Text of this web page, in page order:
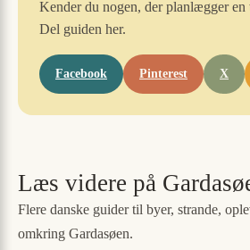
Kender du nogen, der planlægger en
Del guiden her.
Facebook Pinterest X
Læs videre på
Flere danske guider til byer, strande,
omkring Gardasøen.